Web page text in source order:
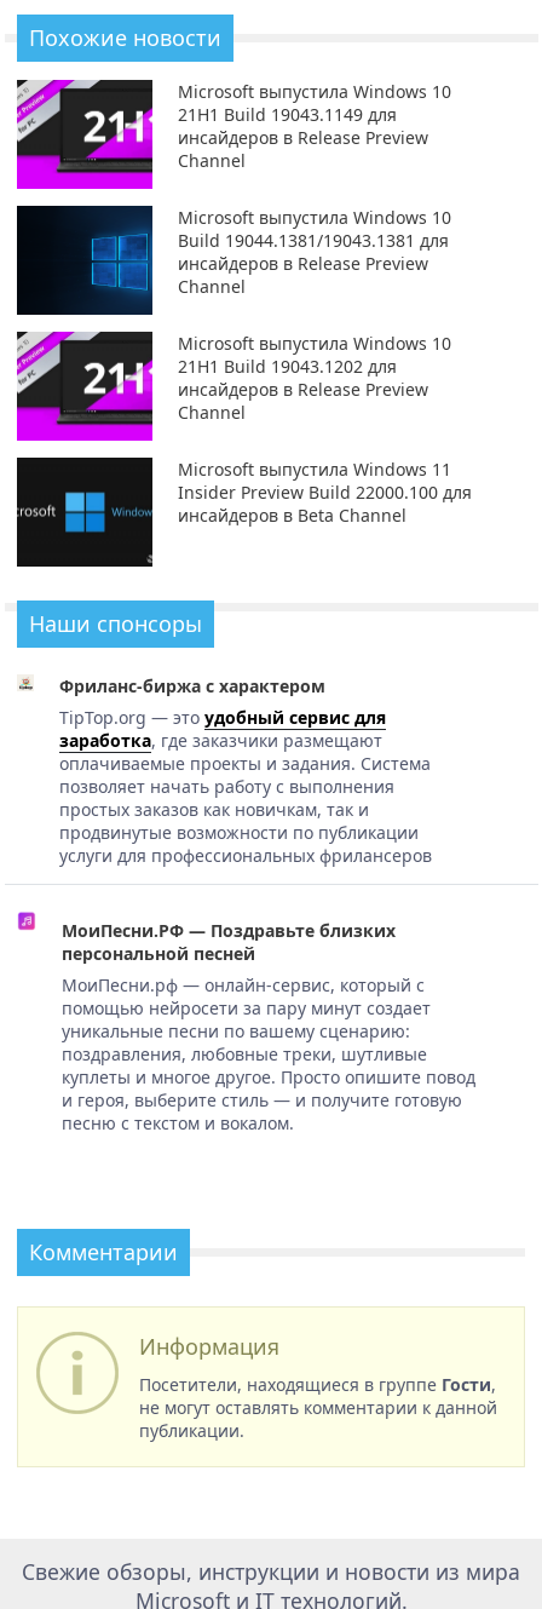
Похожие новости
Microsoft выпустила Windows 10
21H1 Build 19043.1149 для
инсайдеров в Release Preview
Channel
Microsoft выпустила Windows 10
Build 19044.1381/19043.1381 для
инсайдеров в Release Preview
Channel
Microsoft выпустила Windows 10
21H1 Build 19043.1202 для
инсайдеров в Release Preview
Channel
Microsoft выпустила Windows 11
Insider Preview Build 22000.100 для
инсайдеров в Beta Channel
Наши спонсоры
Фриланс-биржа с характером
TipTop.org — это удобный сервис для
заработка, где заказчики размещают
оплачиваемые проекты и задания. Система
позволяет начать работу с выполнения
простых заказов как новичкам, так и
продвинутые возможности по публикации
услуги для профессиональных фрилансеров
МоиПесни.РФ — Поздравьте близких
персональной песней
МоиПесни.рф — онлайн-сервис, который с
помощью нейросети за пару минут создает
уникальные песни по вашему сценарию:
поздравления, любовные треки, шутливые
куплеты и многое другое. Просто опишите повод
и героя, выберите стиль — и получите готовую
песню с текстом и вокалом.
Комментарии
Информация
Посетители, находящиеся в группе Гости,
не могут оставлять комментарии к данной
публикации.
Свежие обзоры, инструкции и новости из мира
Microsoft и IT технологий.